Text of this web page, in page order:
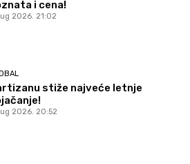
i cena!
2026. 21:02
stiže najveće letnje
2026. 20:52